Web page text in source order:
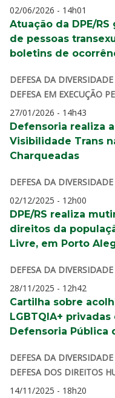
02/06/2026 - 14h01
Atuação da DPE/
de pessoas
boletins de
DEFESA DA
DEFESA EM EXECUÇÃO
27/01/2026 - 14h43
Defensoria realiza
Visibilidade Trans
Charqueadas
DEFESA DA
02/12/2025 - 12h00
DPE/RS realiza
direitos da
Livre, em Porto
DEFESA DA
28/11/2025 - 12h42
Cartilha sobre
LGBTQIA+
Defensoria Pública
DEFESA DA
DEFESA DOS DIREITOS
14/11/2025 - 18h20